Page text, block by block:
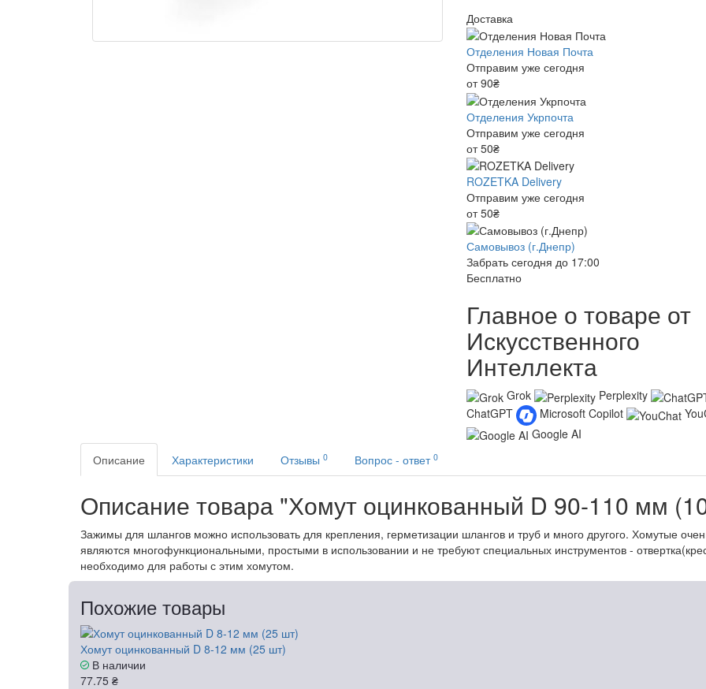
Доставка
Отделения Новая Почта
Отправим уже сегодня
от 90₴
Отделения Укрпочта
Отправим уже сегодня
от 50₴
ROZETKA Delivery
Отправим уже сегодня
от 50₴
Самовывоз (г.Днепр)
Забрать сегодня до 17:00
Бесплатно
Главное о товаре от
Искусственного
Интеллекта
Grok
Perplexity
ChatGPT
Microsoft Copilot
Google AI
Описание
Характеристики Отзывы 0 Вопрос - ответ 0
Описание товара "Хомут оцинкованный D 90-110 мм
Зажимы для шлангов можно использовать для крепления, герметизации шлангов и труб и много другого. Хомутые
являются многофункциональными, простыми в использовании и не требуют специальных инструментов -
необходимо для работы с этим хомутом.
Похожие товары
Хомут оцинкованный D 8-12 мм (25 шт)
В наличии
77.75 ₴